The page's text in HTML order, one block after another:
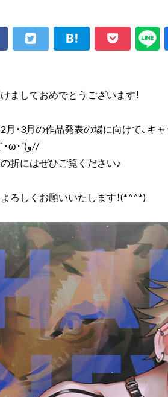
ましておめでとうございます！
月・3月の作品発表の場に向けて、キ
す！\\٩(`･ω･´)و//
折にはぜひご覧ください♪
ろしくお願いいたします！(*^^*)